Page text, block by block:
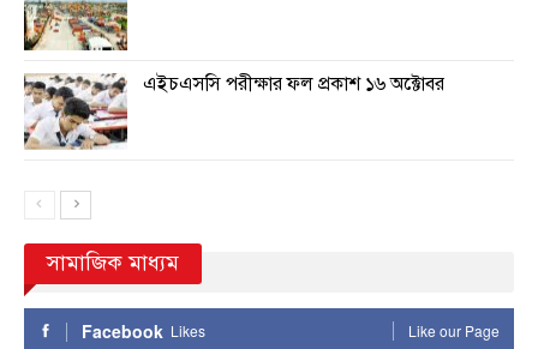
এইচএসসি পরীক্ষার ফল প্রকাশ ১৬ অক্টোবর
সামাজিক মাধ্যম
Facebook Likes Like our Page